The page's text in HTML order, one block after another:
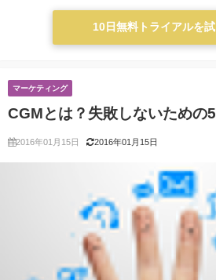
10日無料トライアルを
マーケティング
CGMとは？失敗しないための
2016年01月15日 2016年01月15日